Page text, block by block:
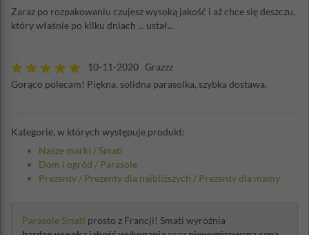
Zaraz po rozpakowaniu czujesz wysoką jakość i aż chce się deszczu,
który właśnie po kilku dniach ... ustał...
10-11-2020 Grazzz
Gorąco polecam! Piękna, solidna parasolka, szybka dostawa.
Kategorie, w których występuje produkt:
Nasze marki /Smati
Dom i ogród / Parasole
Prezenty / Prezenty dla najbliższych / Prezenty dla mamy
Parasole Smati prosto z Francji! Smati wyróżnia